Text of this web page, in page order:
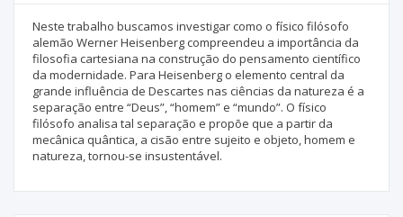
Neste trabalho buscamos investigar como o físico filósofo
alemão Werner Heisenberg compreendeu a importância da
filosofia cartesiana na construção do pensamento científico
da modernidade. Para Heisenberg o elemento central da
grande influência de Descartes nas ciências da natureza é a
separação entre “Deus”, “homem” e “mundo”. O físico
filósofo analisa tal separação e propõe que a partir da
mecânica quântica, a cisão entre sujeito e objeto, homem e
natureza, tornou-se insustentável.